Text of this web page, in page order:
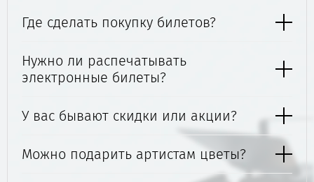
Где сделать покупку билетов?
Нужно ли распечатывать
электронные билеты?
У вас бывают скидки или акции?
Можно подарить артистам цветы?